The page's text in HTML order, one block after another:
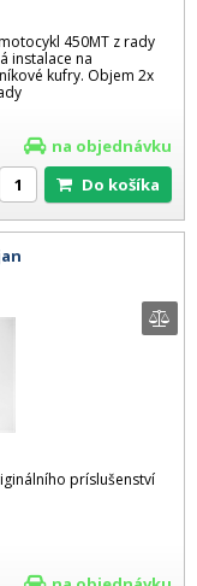
450MT z rady
instalace na
kufry. Objem 2x
na objednávku
Do košíka
príslušenství